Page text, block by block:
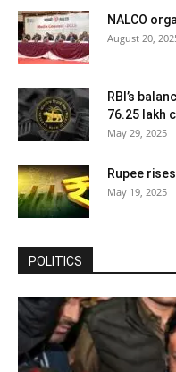
NALCO
August 20,
RBI’s
76.25 lakh
May 29, 2025
Rupee
May 19, 2025
POLITICS